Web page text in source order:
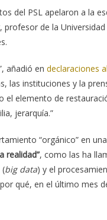
del PSL apelaron a la
de la
añadió en declaraciones al
las instituciones y la
elemento de
jerarquía.”
“orgánico” en
realidad”, como las ha
(big data) y el
qué, en el último mes